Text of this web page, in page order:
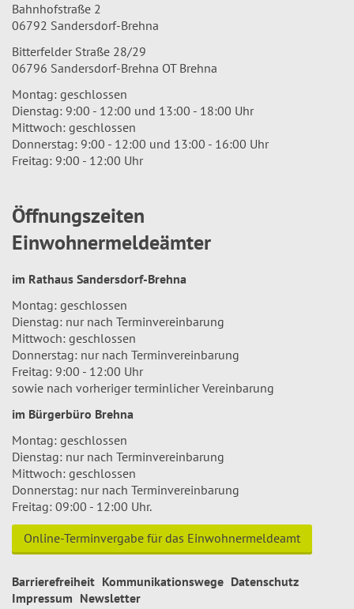
Bahnhofstraße 2
06792 Sandersdorf-Brehna
Bitterfelder Straße 28/29
06796 Sandersdorf-Brehna OT Brehna
Montag: geschlossen
Dienstag: 9:00 - 12:00 und 13:00 - 18:00 Uhr
Mittwoch: geschlossen
Donnerstag: 9:00 - 12:00 und 13:00 - 16:00 Uhr
Freitag: 9:00 - 12:00 Uhr
Öffnungszeiten
Einwohnermeldeämter
im Rathaus Sandersdorf-Brehna
Montag: geschlossen
Dienstag: nur nach Terminvereinbarung
Mittwoch: geschlossen
Donnerstag: nur nach Terminvereinbarung
Freitag: 9:00 - 12:00 Uhr
sowie nach vorheriger terminlicher Vereinbarung
im Bürgerbüro Brehna
Montag: geschlossen
Dienstag: nur nach Terminvereinbarung
Mittwoch: geschlossen
Donnerstag: nur nach Terminvereinbarung
Freitag: 09:00 - 12:00 Uhr.
Online-Terminvergabe für das Einwohnermeldeamt
Barrierefreiheit Kommunikationswege Datenschutz
Impressum Newsletter